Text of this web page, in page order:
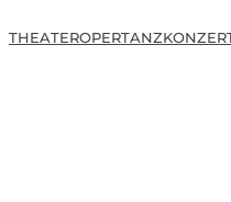
THEATEROPERTANZ